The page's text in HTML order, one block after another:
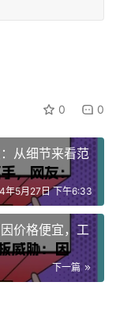
0 0
从细节来看范
年5月27日 下午6:33
价格便宜，工
下一篇